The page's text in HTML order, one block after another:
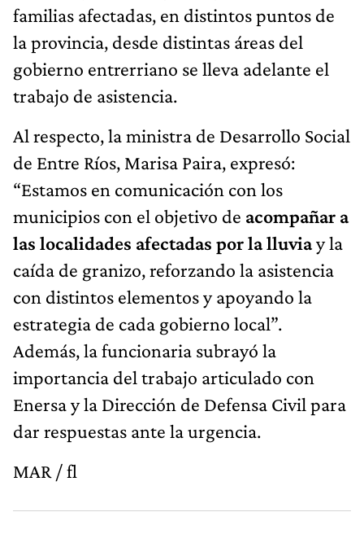
familias afectadas, en distintos puntos de
la provincia, desde distintas áreas del
gobierno entrerriano se lleva adelante el
trabajo de asistencia.
Al respecto, la ministra de Desarrollo Social
de Entre Ríos, Marisa Paira, expresó:
“Estamos en comunicación con los
municipios con el objetivo de acompañar a
las localidades afectadas por la lluviay la
caída de granizo, reforzando la asistencia
con distintos elementos y apoyando la
estrategia de cada gobierno local”.
Además, la funcionaria subrayó la
importancia del trabajo articulado con
Enersa y la Dirección de Defensa Civil para
dar respuestas ante la urgencia.
MAR / fl